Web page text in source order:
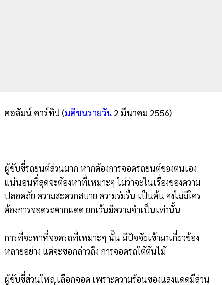
คอลัมน์ คาร์ทิป (มติชนรายวัน2 มีนาคม 2556)
ผู้ขับขี่รถยนต์ส่วนมาก หากต้องการจอดรถยนต์ของตนเอง
แน่นอนที่สุดจะต้องหาที่เหมาะๆ ไม่ว่าจะในเรื่องของความ
ปลอดภัย ความสะดวกสบาย ความร่มรื่น เป็นต้น คงไม่มีใคร
ต้องการจอดรถตากแดด ยกเว้นมีความจำเป็นเท่านั้น
การที่จะหาที่จอดรถที่เหมาะๆ นั้น มีปัจจัยเข้ามาเกี่ยวข้อง
หลายอย่าง แต่จะขอกล่าวถึง การจอดรถใต้ต้นไม้
ผู้ขับขี่ส่วนใหญ่เลือกจอด เพราะความร้อนของแสงแดดมีส่วน